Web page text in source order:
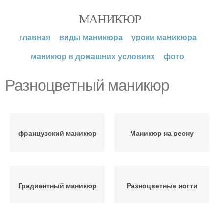
МАНИКЮР
главная виды маникюра
уроки маникюра
маникюр в домашних условиях
фото
Разноцветный маникюр
французский маникюр Маникюр на весну
Градиентный маникюр Разноцветные ногти